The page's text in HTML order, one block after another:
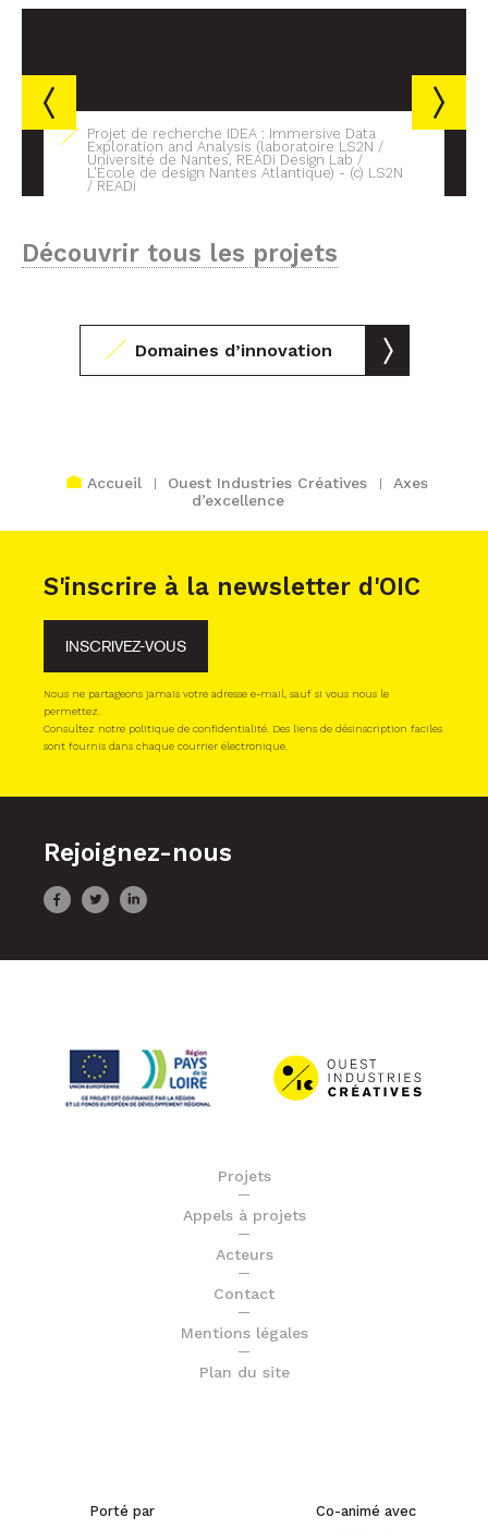
Projet de recherche IDEA : Immersive Data
Exploration and Analysis (laboratoire LS2N /
Université de Nantes, READi Design Lab /
L'École de design Nantes Atlantique) - (c) LS2N
/ READi
Découvrir tous les projets
Domaines d’innovation
Accueil Ouest Industries Créatives
Axes
d’excellence
S'inscrire à la newsletter d'OIC
INSCRIVEZ-VOUS
Nous ne partageons jamais votre adresse e-mail, sauf si vous nous le
permettez.
Consultez notre politique de confidentialité. Des liens de désinscription faciles
sont fournis dans chaque courrier électronique.
Rejoignez-nous
Projets
Appels à projets
Acteurs
Contact
Mentions légales
Plan du site
Porté par Co-animé avec